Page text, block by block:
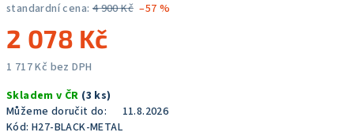
standardní cena: 4 900 Kč –57 %
2 078 Kč
1 717 Kč bez DPH
cena:
Skladem v ČR (3 ks)
Můžeme doručit do:
11.8.2026
Kód: H27-BLACK-METAL